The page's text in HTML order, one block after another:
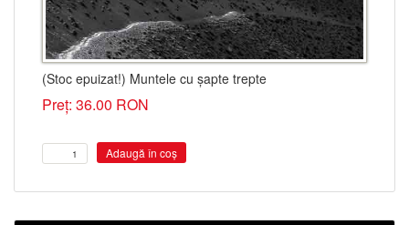
(Stoc epuizat!) Muntele cu şapte trepte
Preț: 36.00 RON